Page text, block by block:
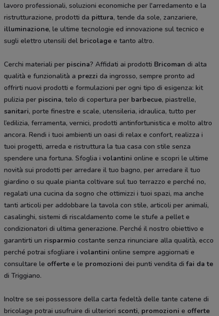
lavoro professionali, soluzioni economiche per l'arredamento e la
ristrutturazione, prodotti da pittura, tende da sole, zanzariere,
illuminazione, le ultime tecnologie ed innovazione sul tecnico e
sugli elettro utensili del bricolage e tanto altro.
Cerchi materiali per piscina? Affidati ai prodotti Bricoman di alta
qualità e funzionalità a prezzi da ingrosso, sempre pronto ad
offrirti nuovi prodotti e formulazioni per ogni tipo di esigenza: kit
pulizia per piscina, telo di copertura per barbecue, piastrelle,
sanitari, porte finestre e scale, utensileria, idraulica, tutto per
l’edilizia, ferramenta, vernici, prodotti antinfortunistica e molto altro
ancora. Rendi i tuoi ambienti un oasi di relax e confort, realizza i
tuoi progetti, arreda e ristruttura la tua casa con stile senza
spendere una fortuna. Sfoglia i volantini online e scopri le ultime
novità sui prodotti per arredare il tuo bagno, per arredare il tuo
giardino o su quale pianta coltivare sul tuo terrazzo e perché no,
regalati una cucina da sogno che ottimizzi i tuoi spazi, ma anche
tanti articoli per addobbare la tavola con stile, articoli per animali,
casalinghi, sistemi di riscaldamento come le stufe a pellet e
condizionatori di ultima generazione. Perché il nostro obiettivo e
garantirti un risparmio costante senza rinunciare alla qualità, ecco
perché potrai sfogliare i volantini online sempre aggiornati e
consultare le offerte e le promozioni dei punti vendita difai da te
di Triggiano.
Inoltre se sei possessore della carta fedeltà delle tante catene di
bricolage potrai usufruire di ulteriori sconti, promozioni e offerte